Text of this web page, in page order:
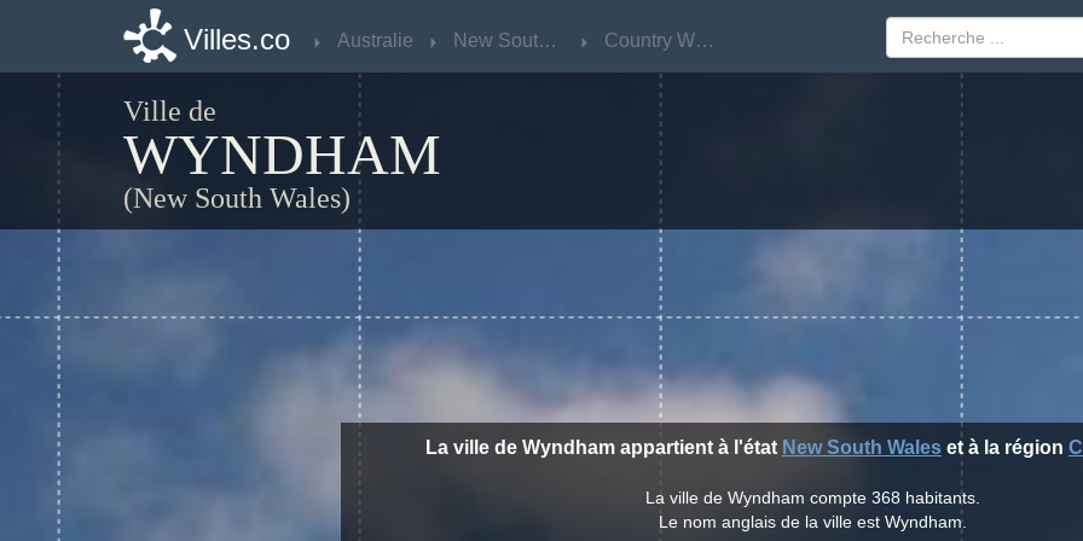
Villes.co Australie New South Wales Country West
Ville de
WYNDHAM
(New South Wales)
La ville de Wyndham appartient à l'état New South Wales et à la région
La ville de Wyndham compte 368 habitants.
Le nom anglais de la ville est Wyndham.
Villes.co Australie New South Wales Country West